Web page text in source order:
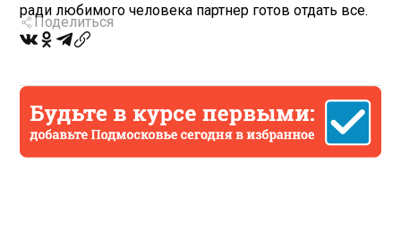
ради любимого человека партнер готов отдать все.
Поделиться